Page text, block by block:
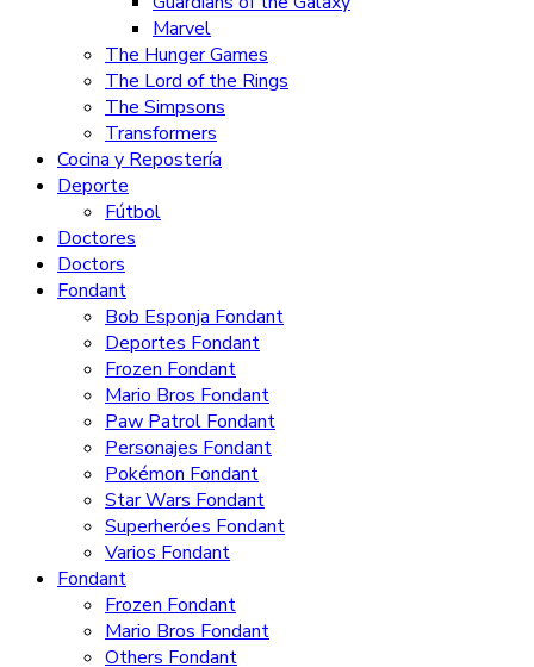
Marvel
The Hunger Games
The Lord of the Rings
The Simpsons
Transformers
Cocina y Repostería
Deporte
Fútbol
Doctores
Doctors
Fondant
Bob Esponja Fondant
Deportes Fondant
Frozen Fondant
Mario Bros Fondant
Paw Patrol Fondant
Personajes Fondant
Pokémon Fondant
Star Wars Fondant
Superheróes Fondant
Varios Fondant
Fondant
Frozen Fondant
Mario Bros Fondant
Others Fondant